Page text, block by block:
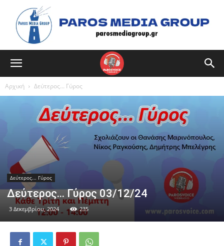
Αρχική Δεύτερος... Γύρος
Δεύτερος... Γύρος
Δεύτερος… Γύρος 03/12/24
3 Δεκεμβρίου, 2024 235